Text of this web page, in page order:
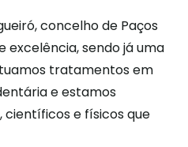
concelho de Paços
excelência, sendo já uma
tratamentos em
e estamos
científicos e físicos que